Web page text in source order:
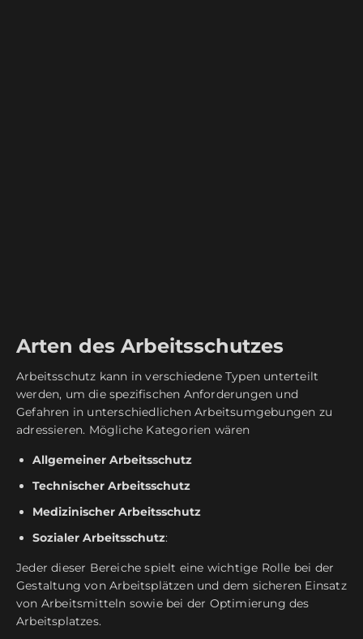
Arten des Arbeitsschutzes
Arbeitsschutz kann in verschiedene Typen unterteilt
werden, um die spezifischen Anforderungen und
Gefahren in unterschiedlichen Arbeitsumgebungen zu
adressieren. Mögliche Kategorien wären
Allgemeiner Arbeitsschutz
Technischer Arbeitsschutz
Medizinischer Arbeitsschutz
Sozialer Arbeitsschutz:
Jeder dieser Bereiche spielt eine wichtige Rolle bei der
Gestaltung von Arbeitsplätzen und dem sicheren Einsatz
von Arbeitsmitteln sowie bei der Optimierung des
Arbeitsplatzes.